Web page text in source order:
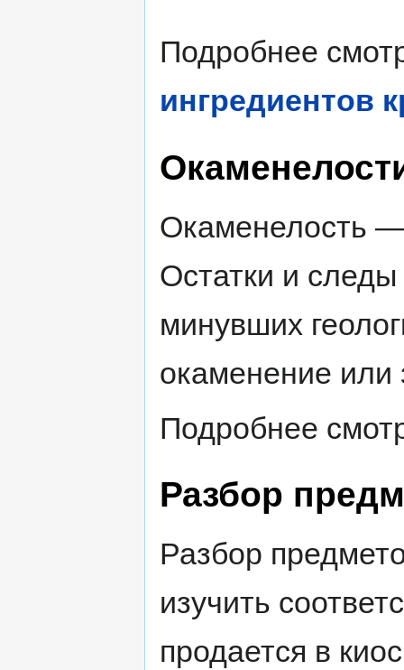
Подробнее
ингредиентов
Окаменелость —
Остатки и
минувших
окаменение
Подробнее
Разбор
Разбор
изучить
продается в